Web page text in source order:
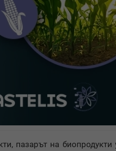
пазарът на биопродукти